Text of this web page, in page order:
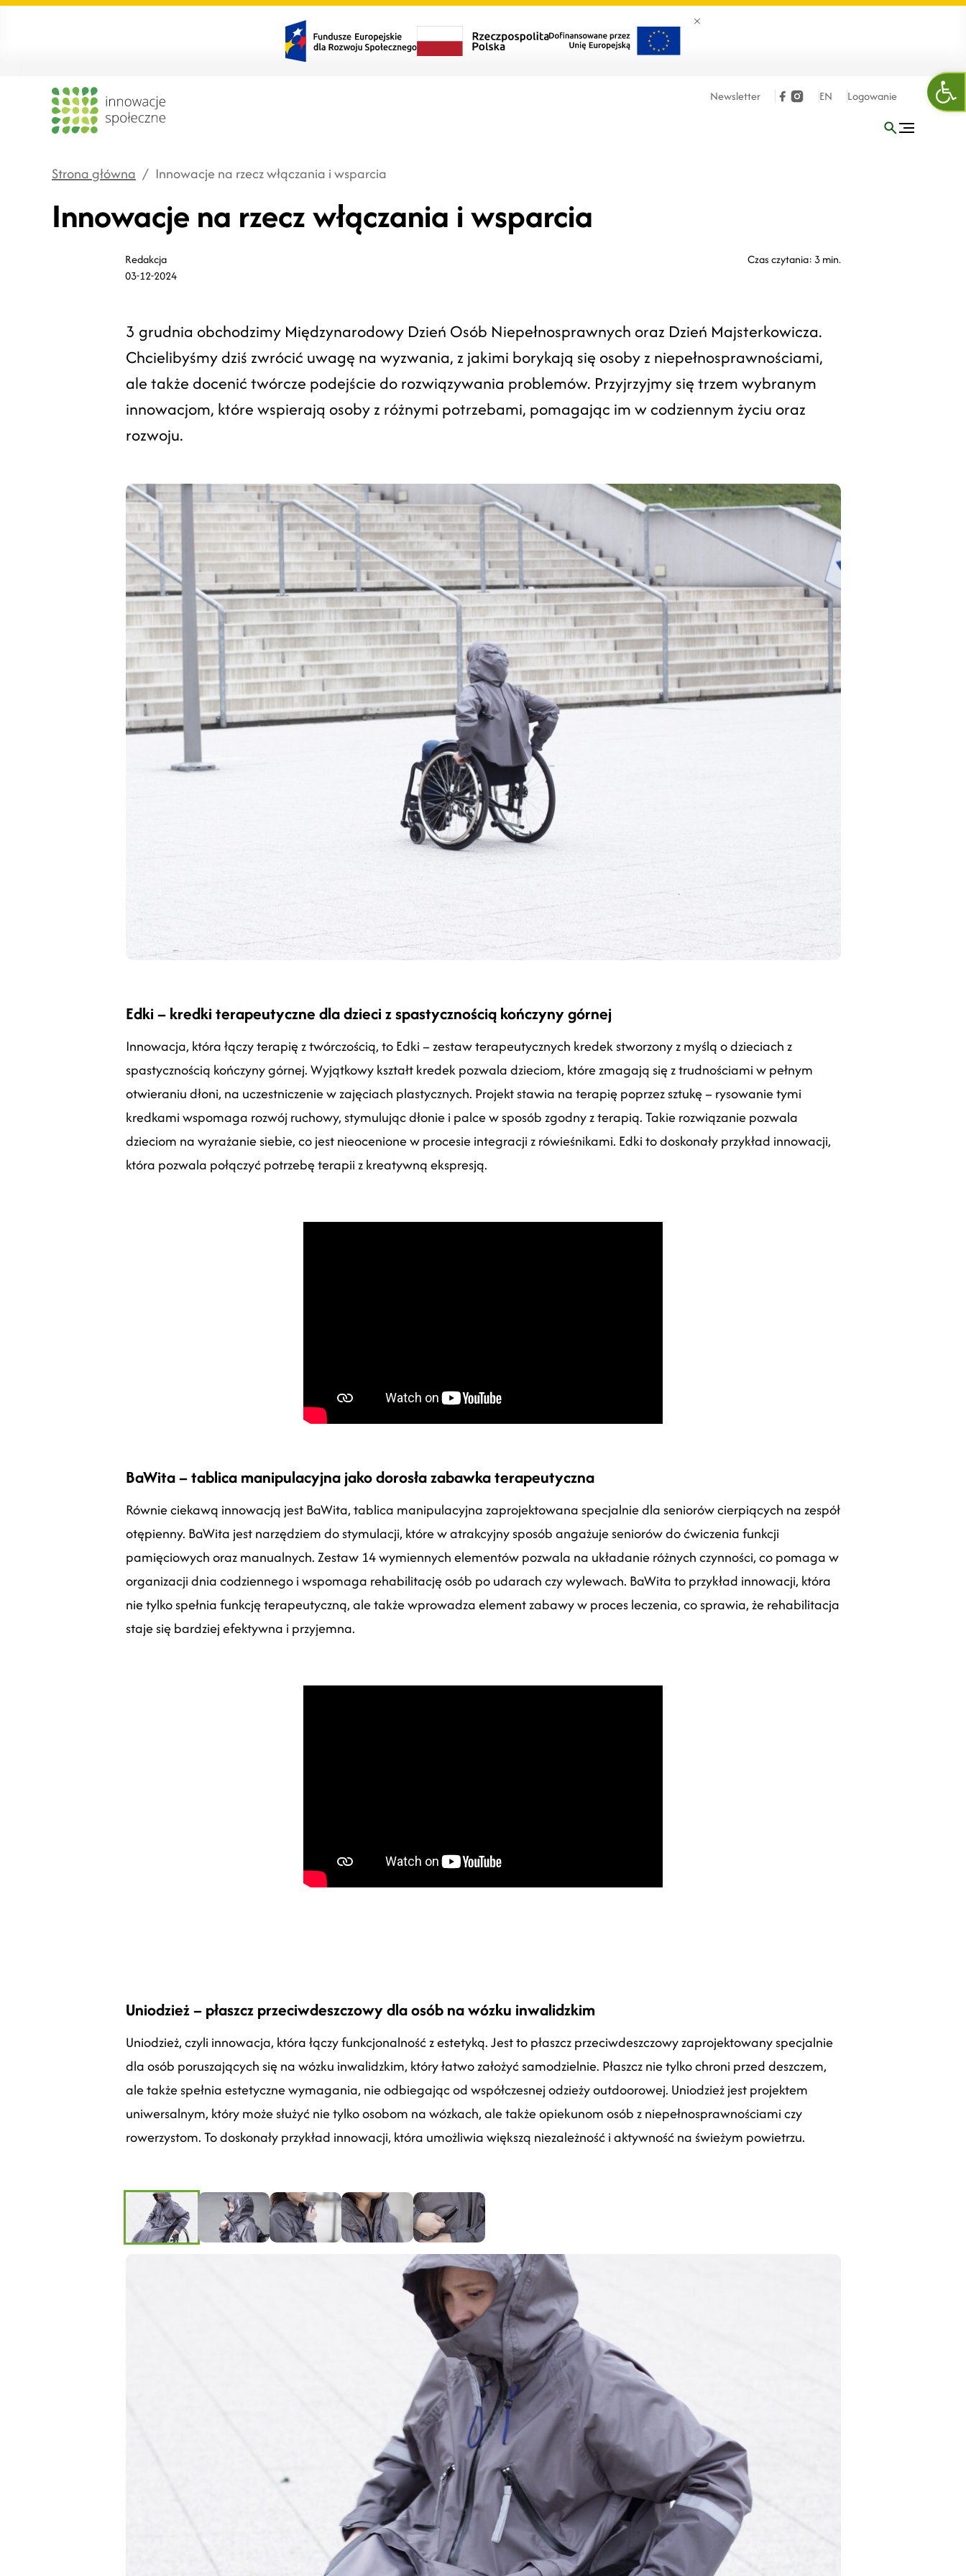
Zamknij banner
Newsletter EN Logowanie
Strona główna / Innowacje na rzecz włączania i wsparcia
Innowacje na rzecz włączania i wsparcia
Redakcja
03-12-2024
Czas czytania: 3 min.
3 grudnia obchodzimy Międzynarodowy Dzień Osób Niepełnosprawnych oraz Dzień Majsterkowicza.
Chcielibyśmy dziś zwrócić uwagę na wyzwania, z jakimi borykają się osoby z niepełnosprawnościami,
ale także docenić twórcze podejście do rozwiązywania problemów. Przyjrzyjmy się trzem wybranym
innowacjom, które wspierają osoby z różnymi potrzebami, pomagając im w codziennym życiu oraz
rozwoju.
Edki – kredki terapeutyczne dla dzieci z spastycznością kończyny górnej
Innowacja, która łączy terapię z twórczością, to Edki – zestaw terapeutycznych kredek stworzony z myślą o dzieciach z
spastycznością kończyny górnej. Wyjątkowy kształt kredek pozwala dzieciom, które zmagają się z trudnościami w pełnym
otwieraniu dłoni, na uczestniczenie w zajęciach plastycznych. Projekt stawia na terapię poprzez sztukę – rysowanie tymi
kredkami wspomaga rozwój ruchowy, stymulując dłonie i palce w sposób zgodny z terapią. Takie rozwiązanie pozwala
dzieciom na wyrażanie siebie, co jest nieocenione w procesie integracji z rówieśnikami. Edki to doskonały przykład innowacji,
która pozwala połączyć potrzebę terapii z kreatywną ekspresją.
BaWita – tablica manipulacyjna jako dorosła zabawka terapeutyczna
Równie ciekawą innowacją jest BaWita, tablica manipulacyjna zaprojektowana specjalnie dla seniorów cierpiących na zespół
otępienny. BaWita jest narzędziem do stymulacji, które w atrakcyjny sposób angażuje seniorów do ćwiczenia funkcji
pamięciowych oraz manualnych. Zestaw 14 wymiennych elementów pozwala na układanie różnych czynności, co pomaga w
organizacji dnia codziennego i wspomaga rehabilitację osób po udarach czy wylewach. BaWita to przykład innowacji, która
nie tylko spełnia funkcję terapeutyczną, ale także wprowadza element zabawy w proces leczenia, co sprawia, że rehabilitacja
staje się bardziej efektywna i przyjemna.
Uniodzież – płaszcz przeciwdeszczowy dla osób na wózku inwalidzkim
Uniodzież, czyli innowacja, która łączy funkcjonalność z estetyką. Jest to płaszcz przeciwdeszczowy zaprojektowany specjalnie
dla osób poruszających się na wózku inwalidzkim, który łatwo założyć samodzielnie. Płaszcz nie tylko chroni przed deszczem,
ale także spełnia estetyczne wymagania, nie odbiegając od współczesnej odzieży outdoorowej. Uniodzież jest projektem
uniwersalnym, który może służyć nie tylko osobom na wózkach, ale także opiekunom osób z niepełnosprawnościami czy
rowerzystom. To doskonały przykład innowacji, która umożliwia większą niezależność i aktywność na świeżym powietrzu.